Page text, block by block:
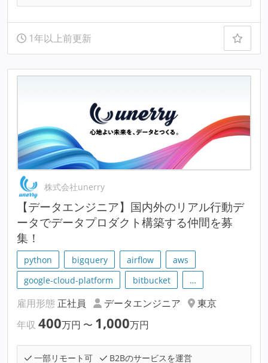
1年以上前更新
株式会社unerry
【データエンジニア】国内外のリアル行動デ
ータでデータプロダクト構築する仲間を募
集！
python bigquery airflow
aws
google-cloud-platform
bitbucket …
雇用形態 正社員 データエンジニア
東京
年収 400万円 〜 1,000万円
一部リモート可 B2Bのサービスを運営